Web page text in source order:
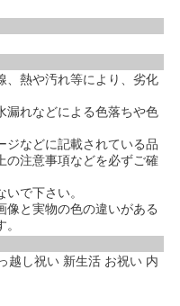
熱や汚れ等により、劣化
れなどによる色落ちや色
などに記載されている品
の注意事項などを必ずご確
で下さい。
と実物の色の違いがある
越し祝い 新生活 お祝い 内